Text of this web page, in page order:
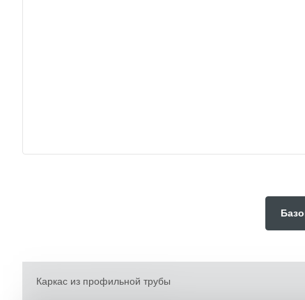
Каркас из профильной трубы